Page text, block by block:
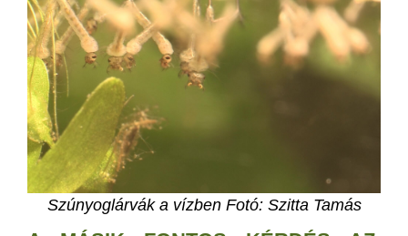
Szúnyoglárvák a vízben Fotó: Szitta Tamás